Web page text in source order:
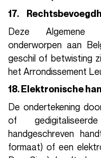
17.
Deze Algemene
onderworpen aan
geschil of betwisting
het Arrondissement
18. Elektronische
De ondertekening
of
handgeschreven
formaat) of een